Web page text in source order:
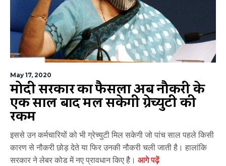
May 17, 2020
मोदी सरकार का फैसला अब नौकरी के
एक साल बाद मिल सकेगी ग्रेच्युटी की
रकम
इससे उन कर्मचारियों को भी ग्रेच्युटी मिल सकेगी जो पांच साल पहले किसी
कारण से नौकरी छोड़ देते या फिर उनकी नौकरी चली जाती है। हालांकि
सरकार ने लेबर कोड में नए प्रावधान किए हैै। आगे पढ़ें